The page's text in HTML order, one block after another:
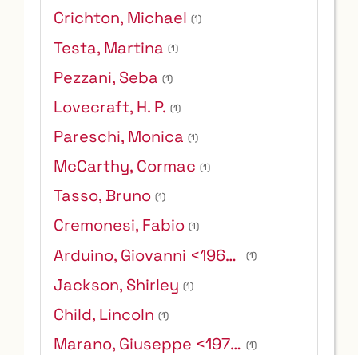
Crichton, Michael (1)
Testa, Martina (1)
Pezzani, Seba (1)
Lovecraft, H. P. (1)
Pareschi, Monica (1)
McCarthy, Cormac (1)
Tasso, Bruno (1)
Cremonesi, Fabio (1)
Arduino, Giovanni <1966- > (1)
Jackson, Shirley (1)
Child, Lincoln (1)
Marano, Giuseppe <1975- > (1)